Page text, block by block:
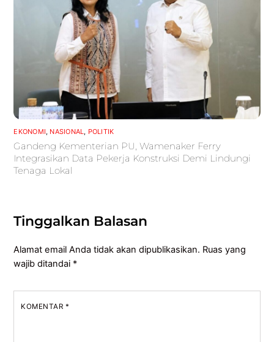
EKONOMI NASIONAL POLITIK
Gandeng Kementerian PU, Wamenaker Ferry
Integrasikan Data Pekerja Konstruksi Demi Lindungi
Tenaga Lokal
Tinggalkan Balasan
Alamat email Anda tidak akan dipublikasikan. Ruas yang
wajib ditandai *
KOMENTAR *